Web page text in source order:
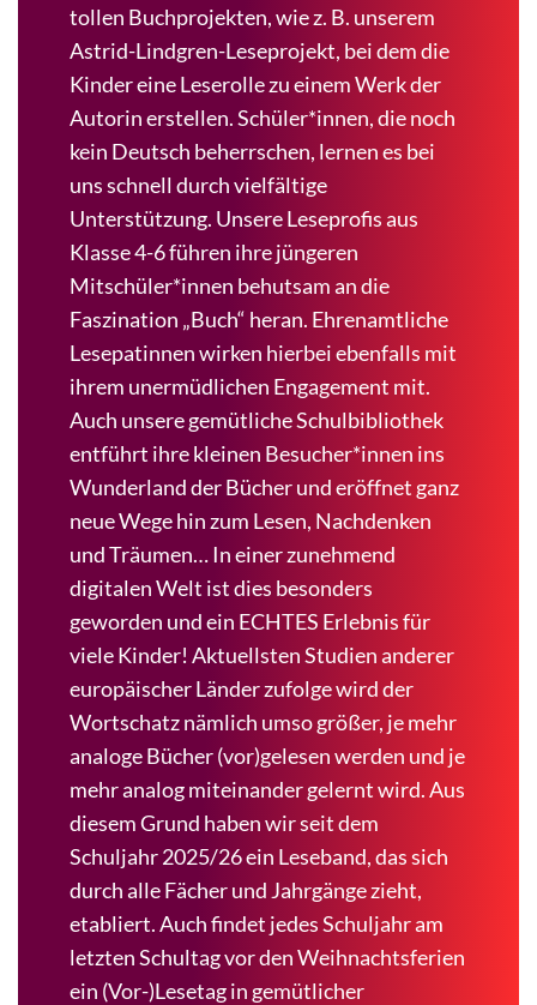
tollen Buchprojekten, wie z. B. unserem
Astrid-Lindgren-Leseprojekt, bei dem die
Kinder eine Leserolle zu einem Werk der
Autorin erstellen. Schüler*innen, die noch
kein Deutsch beherrschen, lernen es bei
uns schnell durch vielfältige
Unterstützung. Unsere Leseprofis aus
Klasse 4-6 führen ihre jüngeren
Mitschüler*innen behutsam an die
Faszination „Buch“ heran. Ehrenamtliche
Lesepatinnen wirken hierbei ebenfalls mit
ihrem unermüdlichen Engagement mit.
Auch unsere gemütliche Schulbibliothek
entführt ihre kleinen Besucher*innen ins
Wunderland der Bücher und eröffnet ganz
neue Wege hin zum Lesen, Nachdenken
und Träumen… In einer zunehmend
digitalen Welt ist dies besonders
geworden und ein ECHTES Erlebnis für
viele Kinder! Aktuellsten Studien anderer
europäischer Länder zufolge wird der
Wortschatz nämlich umso größer, je mehr
analoge Bücher (vor)gelesen werden und je
mehr analog miteinander gelernt wird. Aus
diesem Grund haben wir seit dem
Schuljahr 2025/26 ein Leseband, das sich
durch alle Fächer und Jahrgänge zieht,
etabliert. Auch findet jedes Schuljahr am
letzten Schultag vor den Weihnachtsferien
ein (Vor-)Lesetag in gemütlicher